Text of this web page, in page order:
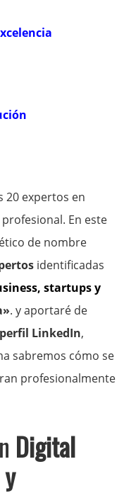
20 expertos en
En este
de nombre
identificadas
startups y
. y aportaré de
perfil LinkedIn,
sabremos cómo se
profesionalmente
Digital